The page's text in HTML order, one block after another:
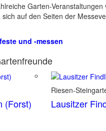
Garten-
auf den Seiten der
und -messen
(Forst)
Riesen-
Lausitzer